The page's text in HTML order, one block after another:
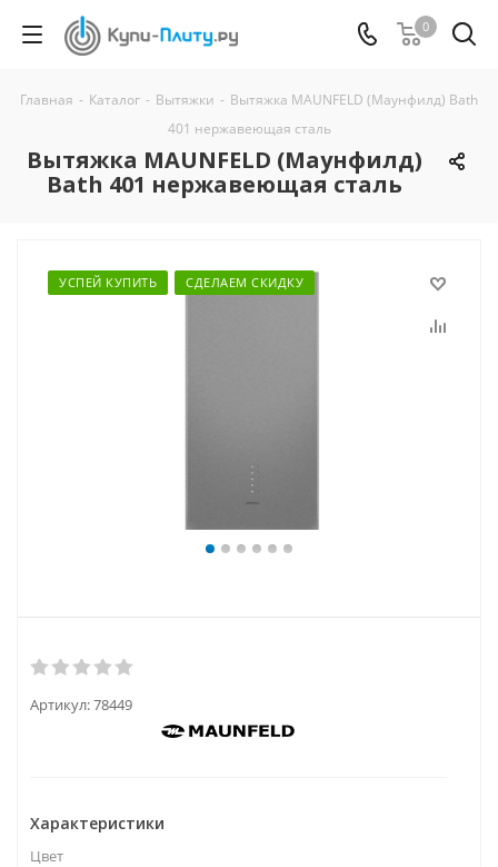
0
Главная - Каталог - Вытяжки - Вытяжка MAUNFELD (Маунфилд) Bath
401 нержавеющая сталь
Вытяжка MAUNFELD (Маунфилд)
Bath 401 нержавеющая сталь
УСПЕЙ КУПИТЬ СДЕЛАЕМ СКИДКУ
Артикул:78449
Характеристики
Цвет